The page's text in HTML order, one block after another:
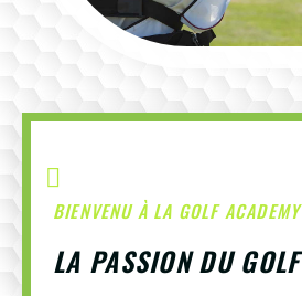
BIENVENU À LA GOLF ACADEMY
LA PASSION DU GOLF